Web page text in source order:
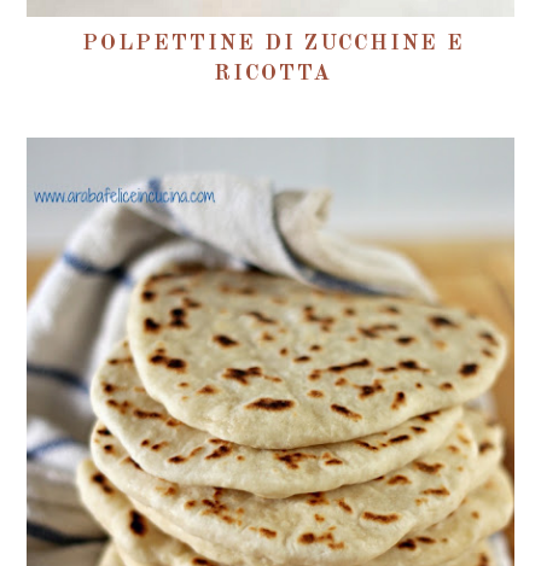
POLPETTINE DI ZUCCHINE E
RICOTTA